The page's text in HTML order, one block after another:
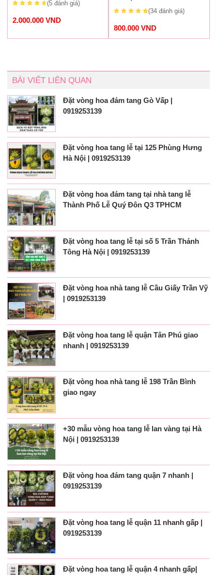
(5 đánh giá)
2.000.000 VND
(34 đánh giá)
800.000 VND
BÀI VIẾT LIÊN QUAN
Đặt vòng hoa đám tang Gò Vấp |
0919253139
Đặt vòng hoa tang lễ tại 125 Phùng Hưng
Hà Nội | 0919253139
Đặt vòng hoa đám tang tại nhà tang lễ
Thành Phố Lễ Quý Đôn Q3 TPHCM
Đặt vòng hoa tang lễ tại số 5 Trần Thánh
Tông Hà Nội | 0919253139
Đặt vòng hoa nhà tang lễ Cầu Giấy Trần Vỹ
| 0919253139
Đặt vòng hoa tang lễ quận Tân Phú giao
nhanh | 0919253139
Đặt vòng hoa nhà tang lễ 198 Trần Bình
giao ngay
+30 mẫu vòng hoa tang lễ lan vàng tại Hà
Nội | 0919253139
Đặt vòng hoa đám tang quận 7 nhanh |
0919253139
Đặt vòng hoa tang lễ quận 11 nhanh gấp |
0919253139
Đặt vòng hoa tang lễ quận 4 nhanh gấp|